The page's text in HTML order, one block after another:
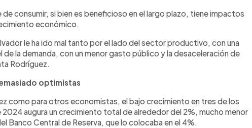
consumir, si bien es beneficioso en el largo plazo, tiene impactos
económico.
le ha ido mal tanto por el lado del sector productivo, con una
de la demanda, con un menor gasto público y la desaceleración de
Rodríguez.
optimistas
como para otros economistas, el bajo crecimiento en tres de los
augura un crecimiento total de alrededor del 2%, mucho menor
Banco Central de Reserva, que lo colocaba en el 4%.